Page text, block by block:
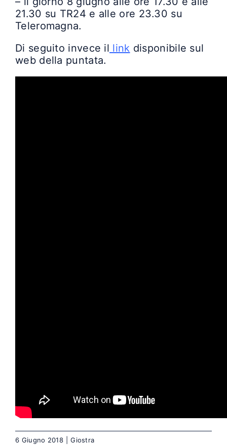
21.30 su TR24 e alle ore 23.30 su
Teleromagna.
Di seguito invece il link disponibile sul
web della puntata.
6 Giugno 2018 Giostra